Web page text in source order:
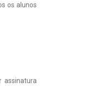
os alunos
assinatura